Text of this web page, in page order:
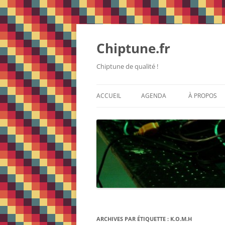
Chiptune.fr
Chiptune de qualité !
ACCUEIL AGENDA À PROPOS
ARCHIVES PAR ÉTIQUETTE : K.O.M.H